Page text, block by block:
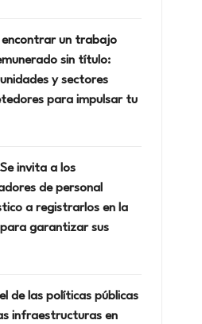
un trabajo
sin título:
y sectores
para impulsar tu
Se invita a los
de personal
a registrarlos en la
para garantizar sus
de las políticas públicas
infraestructuras en